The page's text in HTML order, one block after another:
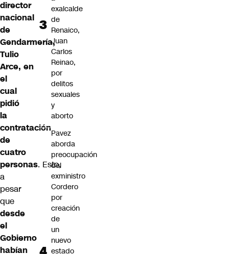
director
nacional
de
Gendarmería,
Tulio
Arce, en
el
cual
pidió
la
contratación
de
cuatro
personas. Esto,
a
pesar
que
desde
el
Gobierno
habían
exalcalde
de
Renaico,
Juan
Carlos
Reinao,
por
delitos
sexuales
y
aborto
Pavez
aborda
preocupación
del
exministro
Cordero
por
creación
de
un
nuevo
estado